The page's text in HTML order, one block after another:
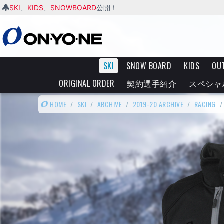
SKI KIDS SNOWBOARD公開！
SKI SNOW BOARD KIDS
ORIGINAL ORDER
契約選手紹介 スペシ
HOME / SKI / ARCHIVE / 2019-20 ARCHIVE / RACING /